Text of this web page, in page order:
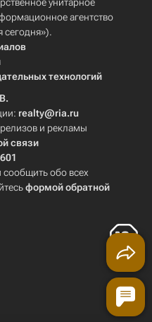
агентство
технологий
realty@ria.ru
и рекламы
связи
сообщить обо всех
формой обратной